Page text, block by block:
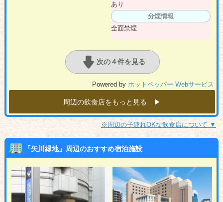
あり
分煙情報
全面禁煙
次の４件を見る
Powered by ホットペッパー Webサービス
周辺の飲食店をもっと見る ▶︎
※周辺の子連れOKな飲食店について ▼
「矢川緑地」周辺のおすすめ宿泊施設